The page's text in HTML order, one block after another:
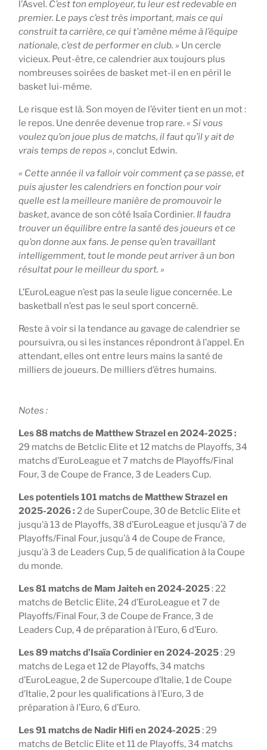
l’Asvel. C’est ton employeur, tu leur est redevable en
premier. Le pays c’est très important, mais ce qui
construit ta carrière, ce qui t’amène même à l’équipe
nationale, c’est de performer en club. » Un cercle
vicieux. Peut-être, ce calendrier aux toujours plus
nombreuses soirées de basket met-il en en péril le
basket lui-même.
Le risque est là. Son moyen de l’éviter tient en un mot :
le repos. Une denrée devenue trop rare.« Si vous
voulez qu’on joue plus de matchs, il faut qu’il y ait de
vrais temps de repos », conclut Edwin.
« Cette année il va falloir voir comment ça se passe, et
puis ajuster les calendriers en fonction pour voir
quelle est la meilleure manière de promouvoir le
basket, avance de son côté Isaïa Cordinier. Il faudra
trouver un équilibre entre la santé des joueurs et ce
qu’on donne aux fans. Je pense qu’en travaillant
intelligemment, tout le monde peut arriver à un bon
résultat pour le meilleur du sport. »
L’EuroLeague n’est pas la seule ligue concernée. Le
basketball n’est pas le seul sport concerné.
Reste à voir si la tendance au gavage de calendrier se
poursuivra, ou si les instances répondront à l’appel. En
attendant, elles ont entre leurs mains la santé de
milliers de joueurs. De milliers d’êtres humains.
Notes :
Les 88 matchs de Matthew Strazel en 2024-2025 :
29 matchs de Betclic Elite et 12 matchs de Playoffs, 34
matchs d’EuroLeague et 7 matchs de Playoffs/Final
Four, 3 de Coupe de France, 3 de Leaders Cup.
Les potentiels 101 matchs de Matthew Strazel en
2025-2026 : 2 de SuperCoupe, 30 de Betclic Elite et
jusqu’à 13 de Playoffs, 38 d’EuroLeague et jusqu’à 7 de
Playoffs/Final Four, jusqu’à 4 de Coupe de France,
jusqu’à 3 de Leaders Cup, 5 de qualification à la Coupe
du monde.
Les 81 matchs de Mam Jaiteh en 2024-2025: 22
matchs de Betclic Elite, 24 d’EuroLeague et 7 de
Playoffs/Final Four, 3 de Coupe de France, 3 de
Leaders Cup, 4 de préparation à l’Euro, 6 d’Euro.
Les 89 matchs d’Isaïa Cordinier en 2024-2025: 29
matchs de Lega et 12 de Playoffs, 34 matchs
d’EuroLeague, 2 de Supercoupe d’Italie, 1 de Coupe
d’Italie, 2 pour les qualifications à l’Euro, 3 de
préparation à l’Euro, 6 d’Euro.
Les 91 matchs de Nadir Hifi en 2024-2025: 29
matchs de Betclic Elite et 11 de Playoffs, 34 matchs